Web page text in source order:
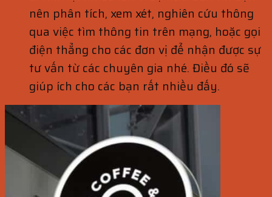
nên phân tích, xem xét, nghiên cứu thông
qua việc tìm thông tin trên mạng, hoặc gọi
điện thẳng cho các đơn vị để nhận được sự
tư vấn từ các chuyên gia nhé. Điều đó sẽ
giúp ích cho các bạn rất nhiều đấy.